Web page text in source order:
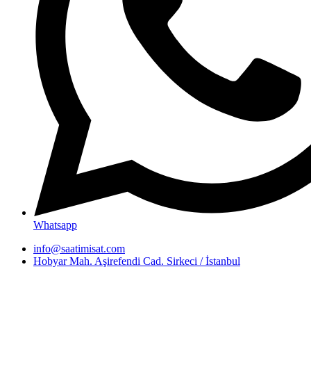
Whatsapp
info@saatimisat.com
Hobyar Mah. Aşirefendi Cad. Sirkeci / İstanbul